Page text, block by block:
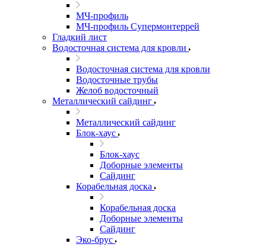
МЧ-профиль
МЧ-профиль Супермонтеррей
Гладкий лист
Водосточная система для кровли
Водосточная система для кровли
Водосточные трубы
Желоб водосточный
Металлический сайдинг
Металлический сайдинг
Блок-хаус
Блок-хаус
Доборные элементы
Сайдинг
Корабельная доска
Корабельная доска
Доборные элементы
Сайдинг
Эко-брус